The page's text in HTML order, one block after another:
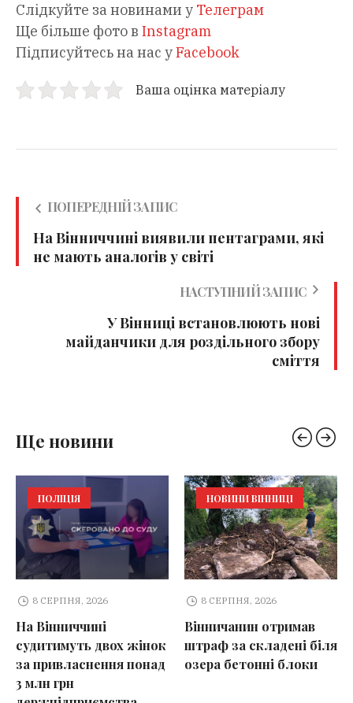
Слідкуйте за новинами у Телеграм
Ще більше фото в Instagram
Підписуйтесь на нас уFacebook
Ваша оцінка матеріалу
ПОПЕРЕДНІЙ ЗАПИС
На Вінниччині виявили пентаграми, які
не мають аналогів у світі
НАСТУПНИЙ ЗАПИС
У Вінниці встановлюють нові
майданчики для роздільного збору
сміття
Ще новини
ПОЛІЦІЯ
8 СЕРПНЯ, 2026
На Вінниччині
судитимуть двох жінок
за привласнення понад
3 млн грн
НОВИНИ ВІННИЦІ
8 СЕРПНЯ, 2026
Вінничанин отримав
штраф за складені біля
озера бетонні блоки